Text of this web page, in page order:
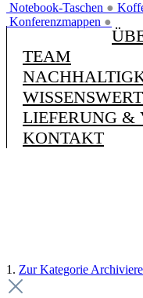
Notebook-Taschen ●
Konferenzmappen ●
TEAM
LIEFERUNG &
KONTAKT
1. Zur Kategorie